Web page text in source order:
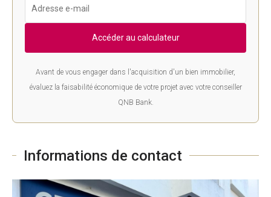
Accéder au calculateur
Avant de vous engager dans l'acquisition d'un bien immobilier,
évaluez la faisabilité économique de votre projet avec votre conseiller
QNB Bank.
Informations de contact